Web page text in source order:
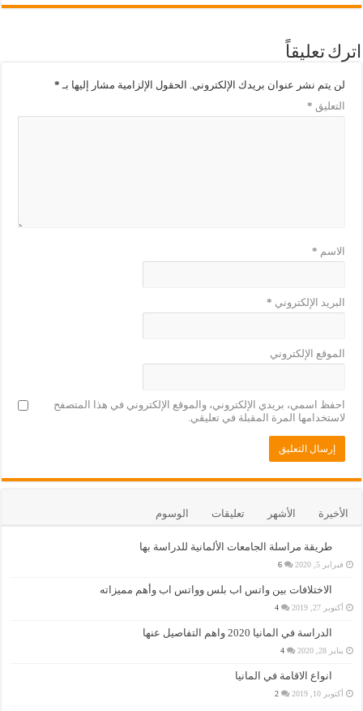
اترك تعليقاً
لن يتم نشر عنوان بريدك الإلكتروني. الحقول الإلزامية مشار إليها بـ *
التعليق *
الاسم *
البريد الإلكتروني *
الموقع الإلكتروني
احفظ اسمي، بريدي الإلكتروني، والموقع الإلكتروني في هذا المتصفح
لاستخدامها المرة المقبلة في تعليقي.
الأخيرة الأشهر تعليقات الوسوم
طريقة مراسلة الجامعات الألمانية للدراسة بها
فبراير 5, 2020 6
الاختلافات بين واتس اب بلس وواتس اب وأهم مميزاته
أكتوبر 27, 2019 4
الدراسة في المانيا 2020 واهم التفاصيل عنها
يناير 28, 2020 4
انواع الاقامة في المانيا
أكتوبر 10, 2019 2